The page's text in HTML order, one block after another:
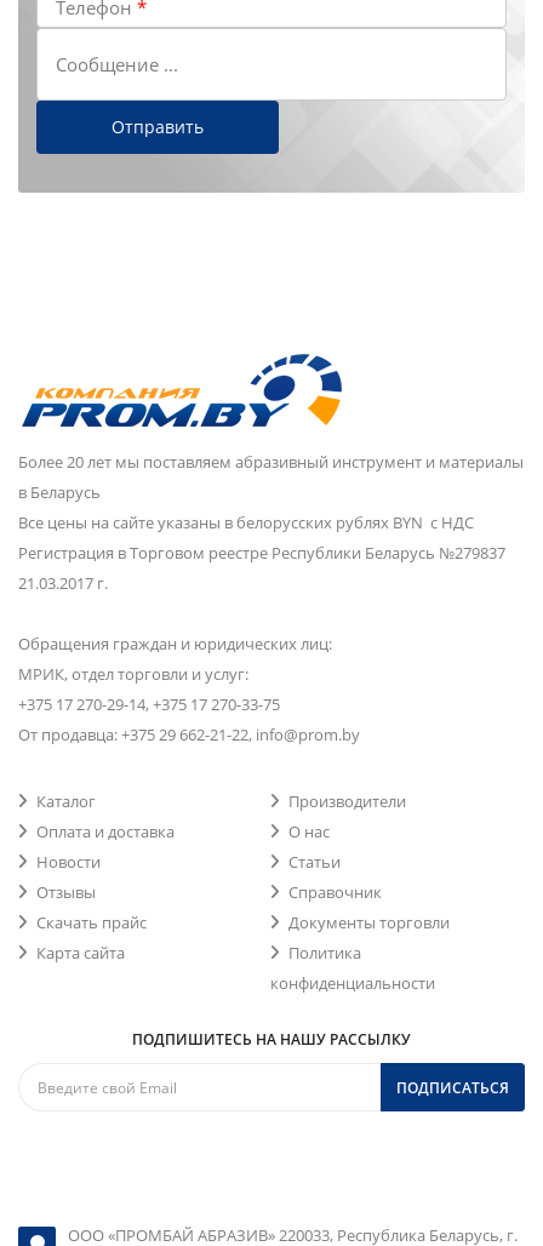
Телефон *
Сообщение ...
Более 20 лет мы поставляем абразивный инструмент и материалы
в Беларусь
Все цены на сайте указаны в белорусских рублях BYN с НДС
Регистрация в Торговом реестре Республики Беларусь №279837
21.03.2017 г.
Обращения граждан и юридических лиц:
МРИК, отдел торговли и услуг:
+375 17 270-29-14, +375 17 270-33-75
От продавца: +375 29 662-21-22, info@prom.by
Каталог
Производители
Оплата и доставка
О нас
Новости
Статьи
Отзывы
Справочник
Скачать прайс
Документы торговли
Карта сайта
Политика
конфиденциальности
ПОДПИШИТЕСЬ НА НАШУ РАССЫЛКУ
ПОДПИСАТЬСЯ
ООО «ПРОМБАЙ АБРАЗИВ» 220033, Республика Беларусь, г.